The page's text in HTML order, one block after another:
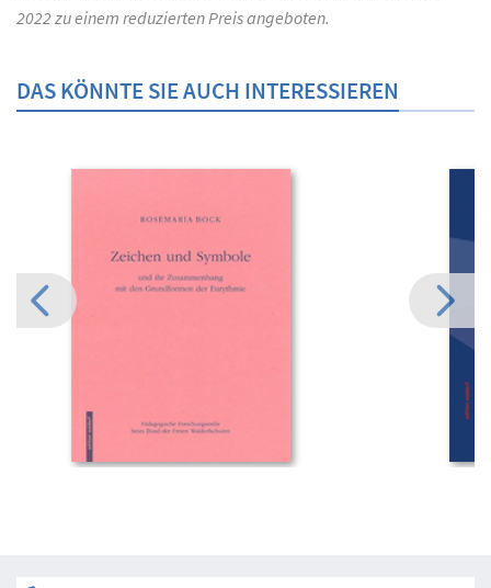
2022 zu einem reduzierten Preis angeboten.
DAS KÖNNTE SIE AUCH INTERESSIEREN